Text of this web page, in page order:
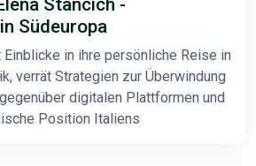
Stancich -
Südeuropa
Einblicke in ihre persönliche Reise in
verrät Strategien zur Überwindung
digitalen Plattformen und
Position Italiens